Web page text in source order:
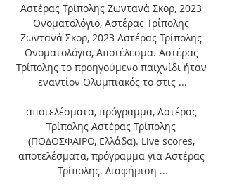
Αστέρας Τρίπολης Ζωντανά Σκορ, 2023
Ονοματολόγιο, Αστέρας Τρίπολης
Ζωντανά Σκορ, 2023 Αστέρας Τρίπολης
Ονοματολόγιο, Αποτέλεσμα. Αστέρας
Τρίπολης το προηγούμενο παιχνίδι ήταν
εναντίον Ολυμπιακός το στις ...
αποτελέσματα, πρόγραμμα, Αστέρας
Τρίπολης Αστέρας Τρίπολης
(ΠΟΔΟΣΦΑΙΡΟ, Ελλάδα). Live scores,
αποτελέσματα, πρόγραμμα για Αστέρας
Τρίπολης. Διαφήμιση ...